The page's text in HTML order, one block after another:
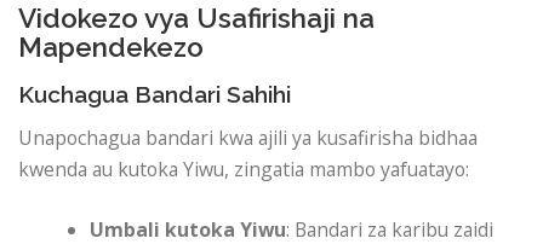
Vidokezo vya Usafirishaji na
Mapendekezo
Kuchagua Bandari Sahihi
Unapochagua bandari kwa ajili ya kusafirisha bidhaa
kwenda au kutoka Yiwu, zingatia mambo yafuatayo:
Umbali kutoka Yiwu: Bandari za karibu zaidi